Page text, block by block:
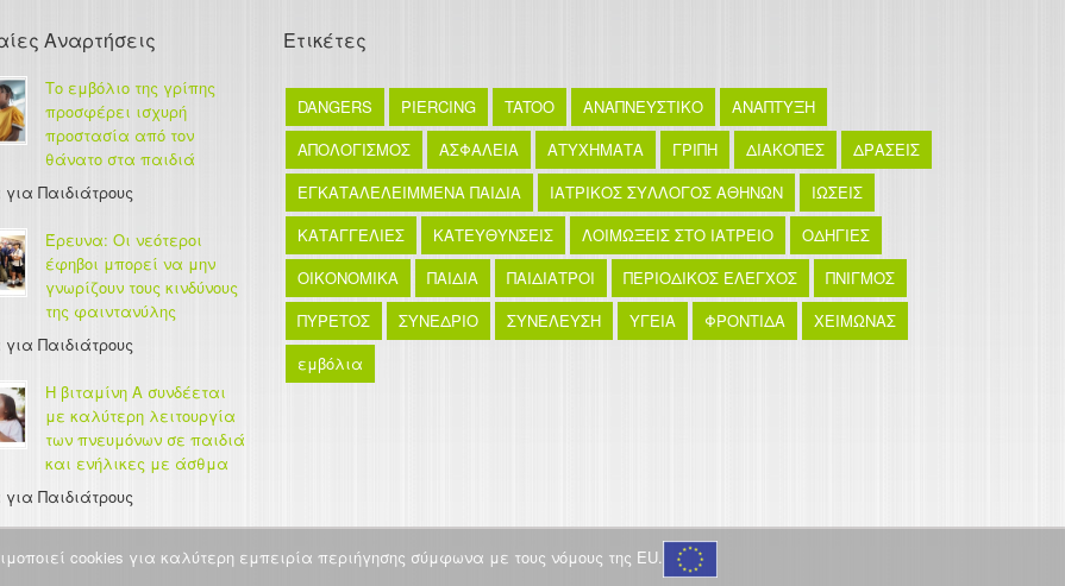
Αναρτήσεις
Το εμβόλιο της γρίπης
προσφέρει ισχυρή
προστασία από τον
θάνατο στα παιδιά
Παιδιάτρους
Έρευνα: Οι νεότεροι
έφηβοι μπορεί να μην
γνωρίζουν τους κινδύνους
της φαιντανύλης
Παιδιάτρους
Η βιταμίνη Α συνδέεται
με καλύτερη λειτουργία
των πνευμόνων σε παιδιά
και ενήλικες με άσθμα
Παιδιάτρους
Ετικέτες
DANGERS PIERCING TATOO ΑΝΑΠΝΕΥΣΤΙΚΟ
ΑΝΑΠΤΥΞΗ
ΑΠΟΛΟΓΙΣΜΟΣ
ΑΣΦΑΛΕΙΑ ΑΤΥΧΗΜΑΤΑ ΓΡΙΠΗ ΔΙΑΚΟΠΕΣ
ΔΡΑΣΕΙΣ
ΕΓΚΑΤΑΛΕΛΕΙΜΜΕΝΑ ΠΑΙΔΙΑ
ΙΑΤΡΙΚΟΣ ΣΥΛΛΟΓΟΣ ΑΘΗΝΩΝ
ΙΩΣΕΙΣ
ΚΑΤΑΓΓΕΛΙΕΣ
ΚΑΤΕΥΘΥΝΣΕΙΣ ΛΟΙΜΩΞΕΙΣ ΣΤΟ ΙΑΤΡΕΙΟ
ΟΔΗΓΙΕΣ
ΟΙΚΟΝΟΜΙΚΑ
ΠΑΙΔΙΑ ΠΑΙΔΙΑΤΡΟΙ ΠΕΡΙΟΔΙΚΟΣ ΕΛΕΓΧΟΣ
ΠΝΙΓΜΟΣ
ΠΥΡΕΤΟΣ
ΣΥΝΕΔΡΙΟ ΣΥΝΕΛΕΥΣΗ ΥΓΕΙΑ ΦΡΟΝΤΙΔΑ
ΧΕΙΜΩΝΑΣ
εμβόλια
cookies για καλύτερη εμπειρία περιήγησης σύμφωνα με τους νόμους της EU.